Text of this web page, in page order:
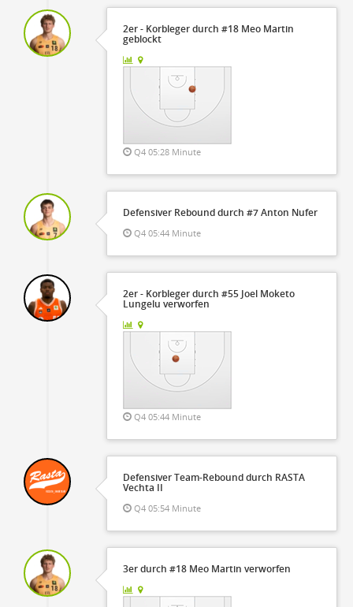
2er - Korbleger durch #18 Meo Martin
geblockt
Q4 05:28 Minute
Defensiver Rebound durch #7 Anton Nufer
Q4 05:44 Minute
2er - Korbleger durch #55 Joel Moketo
Lungelu verworfen
Q4 05:44 Minute
Defensiver Team-Rebound durch RASTA
Vechta II
Q4 05:54 Minute
3er durch #18 Meo Martin verworfen